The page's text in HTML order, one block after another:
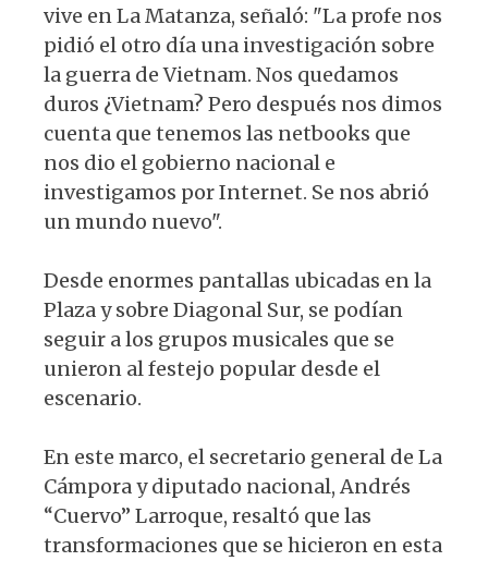
vive en La Matanza, señaló: "La profe nos
pidió el otro día una investigación sobre
la guerra de Vietnam. Nos quedamos
duros ¿Vietnam? Pero después nos dimos
cuenta que tenemos las netbooks que
nos dio el gobierno nacional e
investigamos por Internet. Se nos abrió
un mundo nuevo".
Desde enormes pantallas ubicadas en la
Plaza y sobre Diagonal Sur, se podían
seguir a los grupos musicales que se
unieron al festejo popular desde el
escenario.
En este marco, el secretario general de La
Cámpora y diputado nacional, Andrés
“Cuervo” Larroque, resaltó que las
transformaciones que se hicieron en esta